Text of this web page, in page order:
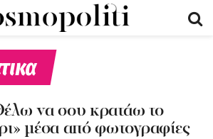
να σου κρατάω το
μέσα από φωτογραφίες